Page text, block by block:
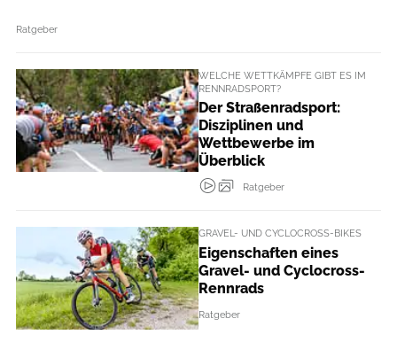
Ratgeber
WELCHE WETTKÄMPFE GIBT ES IM
RENNRADSPORT?
Der Straßenradsport:
Disziplinen und
Wettbewerbe im
Überblick
Ratgeber
GRAVEL- UND CYCLOCROSS-BIKES
Eigenschaften eines
Gravel- und Cyclocross-
Rennrads
Ratgeber